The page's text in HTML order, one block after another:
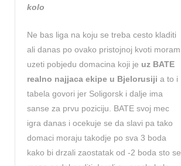
kolo
Ne bas liga na koju se treba cesto kladiti
ali danas po ovako pristojnoj kvoti moram
uzeti pobjedu domacina koji je uz BATE
realno najjaca ekipe u Bjelorusiji a to i
tabela govori jer Soligorsk i dalje ima
sanse za prvu poziciju. BATE svoj mec
igra danas i ocekuje se da slavi pa tako
domaci moraju takodje po sva 3 boda
kako bi drzali zaostatak od -2 boda sto se